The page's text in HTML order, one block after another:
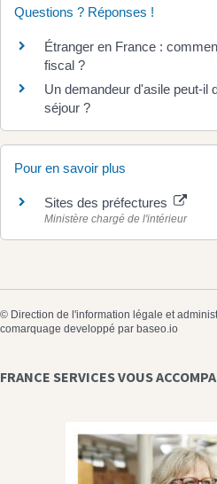
Questions ? Réponses !
Étranger en France :
fiscal ?
Un demandeur d'asile peut-il
séjour ?
Pour en savoir plus
Sites des préfectures
Ministère chargé de l'intérieur
© Direction de l'information légale et
comarquage developpé par baseo.io
FRANCE SERVICES VOUS